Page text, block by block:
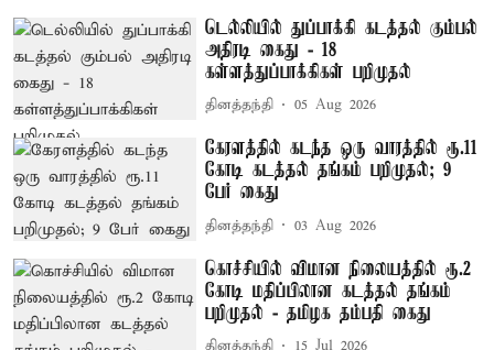
டெல்லியில் துப்பாக்கி கடத்தல் கும்பல்
அதிரடி கைது - 18
கள்ளத்துப்பாக்கிகள் பறிமுதல்
தினத்தந்தி 05 Aug 2026
கேரளத்தில் கடந்த ஒரு வாரத்தில் ரூ.11
கோடி கடத்தல் தங்கம் பறிமுதல்; 9
பேர் கைது
தினத்தந்தி 03 Aug 2026
கொச்சியில் விமான நிலையத்தில் ரூ.2
கோடி மதிப்பிலான கடத்தல் தங்கம்
பறிமுதல் - தமிழக தம்பதி கைது